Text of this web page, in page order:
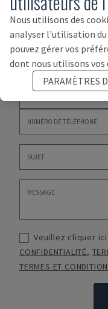
Veuillez cliquer
CONFIDENTIALITÉ,
TERMES ET
Nous utilisons des
analyser l'utilisation du
pouvez gérer vos
dont nous utilisons vos
PARAMÈTRES